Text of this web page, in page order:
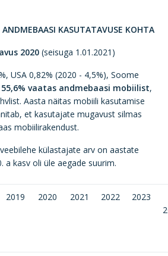
KASUTATAVUSE KOHTA
2020 (seisuga 1.01.2021)
USA 0,82% (2020 - 4,5%), Soome
55,6% vaatas andmebaasi mobiilist,
Aasta näitas mobiili kasutamise
et kasutajate mugavust silmas
mobiilirakendust.
külastajate arv on aastate
a kasv oli üle aegade suurim.
2019 2020 2021 2022
2023